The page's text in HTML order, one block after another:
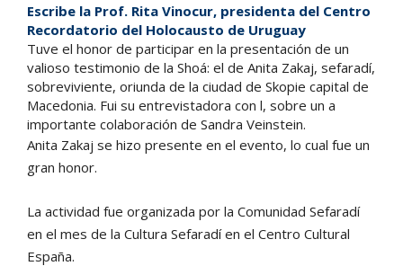
Escribe la Prof. Rita Vinocur, presidenta del Centro
Recordatorio del Holocausto de Uruguay
Tuve el honor de participar en la presentación de un
valioso testimonio de la Shoá: el de Anita Zakaj, sefaradí,
sobreviviente, oriunda de la ciudad de Skopie capital de
Macedonia. Fui su entrevistadora con l, sobre un a
importante colaboración de Sandra Veinstein.
Anita Zakaj se hizo presente en el evento, lo cual fue un
gran honor.
La actividad fue organizada por la Comunidad Sefaradí
en el mes de la Cultura Sefaradí en el Centro Cultural
España.